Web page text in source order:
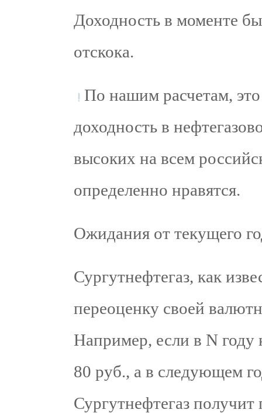
Доходность в моменте
отскока.
По нашим расчетам,
доходность в
высоких на всем
определенно нравятся.
Ожидания от текущего
Сургутнефтегаз, как
переоценку своей
Например, если в N году
80 руб., а в следующем
Сургутнефтегаз